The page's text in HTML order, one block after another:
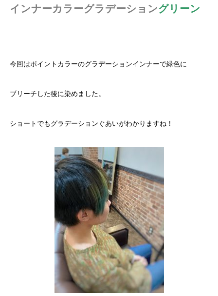
インナーカラーグラデーショングリーン
今回はポイントカラーのグラデーションインナーで緑色に
ブリーチした後に染めました。
ショートでもグラデーションぐあいがわかりますね！